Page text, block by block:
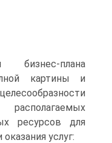
бизнес-плана
картины и
ресурсов для
услуг: